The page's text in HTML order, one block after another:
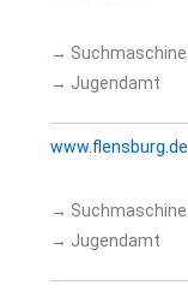
→ Suchmaschine
→ Jugendamt
www.flensburg.de
→ Suchmaschine
→ Jugendamt